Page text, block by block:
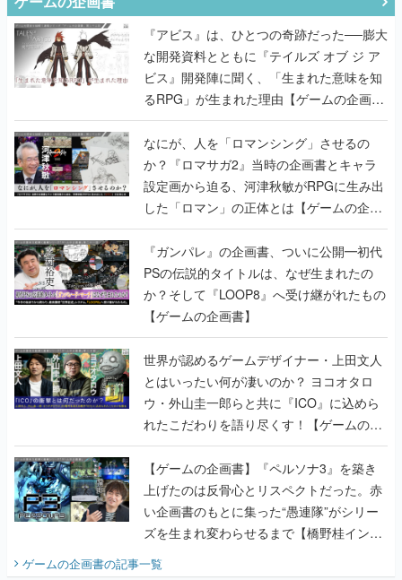
『アビス』は、ひとつの奇跡だった──膨大
な開発資料とともに『テイルズ オブ ジ ア
ビス』開発陣に聞く、「生まれた意味を知
るRPG」が生まれた理由【ゲームの企画
書】
なにが、人を「ロマンシング」させるの
か？『ロマサガ2』当時の企画書とキャラ
設定画から迫る、河津秋敏がRPGに生み出
した「ロマン」の正体とは【ゲームの企画
書】
『ガンパレ』の企画書、ついに公開━初代
PSの伝説的タイトルは、なぜ生まれたの
か？そして『LOOP8』へ受け継がれたもの
【ゲームの企画書】
世界が認めるゲームデザイナー・上田文人
とはいったい何が凄いのか？ ヨコオタロ
ウ・外山圭一郎らと共に『ICO』に込めら
れたこだわりを語り尽くす！【ゲームの企
画書】
【ゲームの企画書】『ペルソナ3』を築き
上げたのは反骨心とリスペクトだった。赤
い企画書のもとに集った“愚連隊”がシリー
ズを生まれ変わらせるまで【橋野桂インタ
ゲームの企画書の記事一覧